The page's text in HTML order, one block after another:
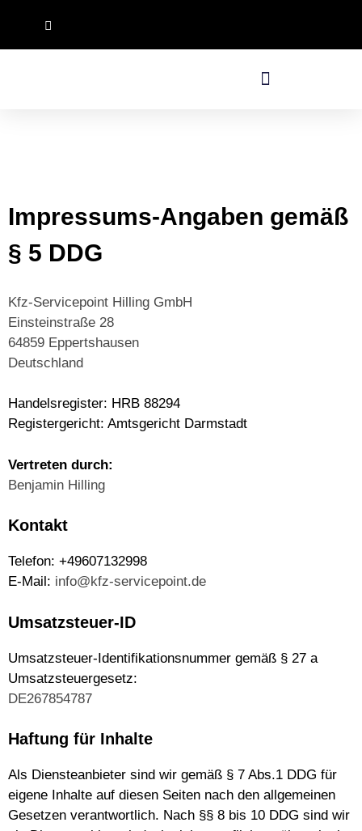
Impressums-Angaben gemäß
§ 5 DDG
Kfz-Servicepoint Hilling GmbH
Einsteinstraße 28
64859 Eppertshausen
Deutschland
Handelsregister: HRB 88294
Registergericht: Amtsgericht Darmstadt
Vertreten durch:
Benjamin Hilling
Kontakt
Telefon: +49607132998
E-Mail: info@kfz-servicepoint.de
Umsatzsteuer-ID
Umsatzsteuer-Identifikationsnummer gemäß § 27 a
Umsatzsteuergesetz:
DE267854787
Haftung für Inhalte
Als Diensteanbieter sind wir gemäß § 7 Abs.1 DDG für
eigene Inhalte auf diesen Seiten nach den allgemeinen
Gesetzen verantwortlich. Nach §§ 8 bis 10 DDG sind wir